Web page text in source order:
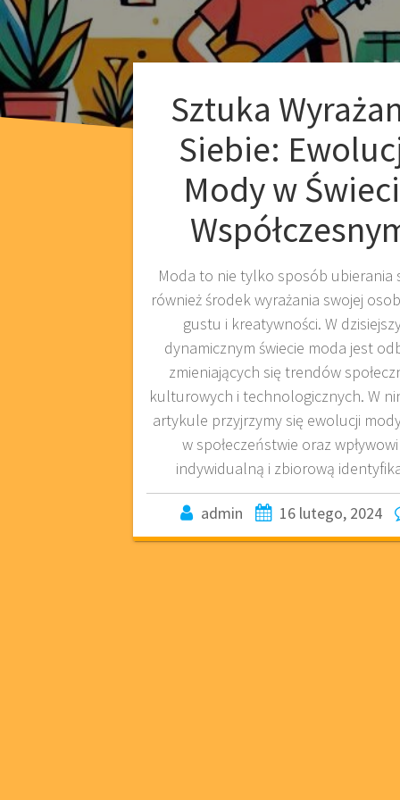
Sztuka
Siebie:
Mody w
Moda to nie tylko sposób ubierania
również środek wyrażania swojej
gustu i kreatywności. W
dynamicznym świecie moda jest
zmieniających się trendów
kulturowych i technologicznych. W
artykule przyjrzymy się ewolucji
w społeczeństwie oraz
indywidualną i zbiorową
admin 16 lutego, 2024